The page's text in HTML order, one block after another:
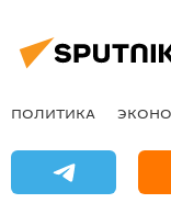
ПОЛИТИКА